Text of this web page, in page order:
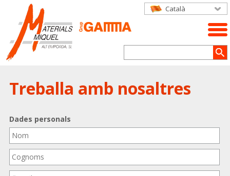
Català
Treballa amb nosaltres
Dades personals